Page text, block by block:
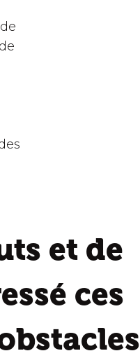
et de
ces